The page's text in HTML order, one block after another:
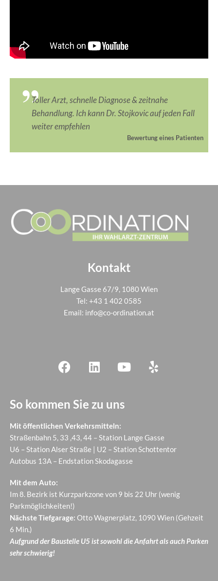
Toller Arzt, schnelle Diagnose & zeitnahe
Behandlung. Ich kann Dr. Stojkovic auf jeden Fall
weiter empfehlen
Bewertung eines Patienten
Kontakt
Lange Gasse 67/9, 1080 Wien
Tel: +43 1 402 0585
Email: info@co-ordination.at
So kommen Sie zu uns
Mit öffentlichen Verkehrsmitteln:
Straßenbahn 5, 33 ,43, 44 – Station Lange Gasse
U6 – Station Alser Straße | U2 – Station Schottentor
Autobus 13A – Endstation Skodagasse
Mit dem Auto:
Im 8. Bezirk ist Kurzparkzone von 9 bis 22 Uhr (wenig
Parkmöglichkeiten!)
Nächste Tiefgarage: Otto Wagnerplatz, 1090 Wien (Gehzeit
6 Min.)
Aufgrund der Baustelle U5 ist sowohl die Anfahrt als auch Parken
sehr schwierig!